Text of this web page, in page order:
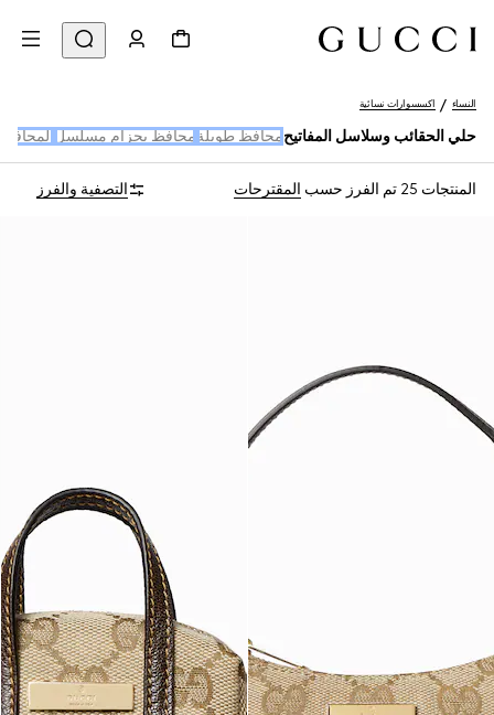
النساء اكسسوارات نسائية
حلي الحقائب وسلاسل المفاتيح محافظ طويلة محافظ بحزام مسلسل
المنتجات 25 تم الفرز حسب المقترحات التصفية والفرز